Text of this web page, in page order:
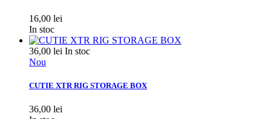
16,00 lei
In stoc
36,00 lei In stoc
Nou
CUTIE XTR RIG STORAGE BOX
36,00 lei